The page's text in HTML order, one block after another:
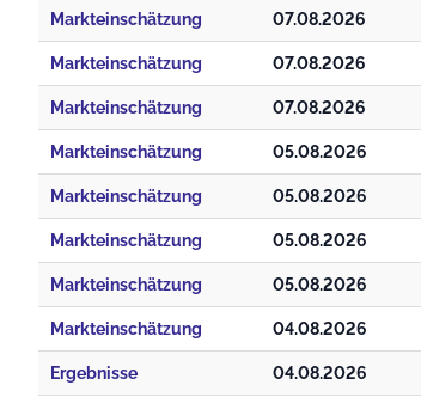
Markteinschätzung 07.08.2026
Markteinschätzung 07.08.2026
Markteinschätzung 07.08.2026
Markteinschätzung 05.08.2026
Markteinschätzung 05.08.2026
Markteinschätzung 05.08.2026
Markteinschätzung 05.08.2026
Markteinschätzung 04.08.2026
Ergebnisse 04.08.2026